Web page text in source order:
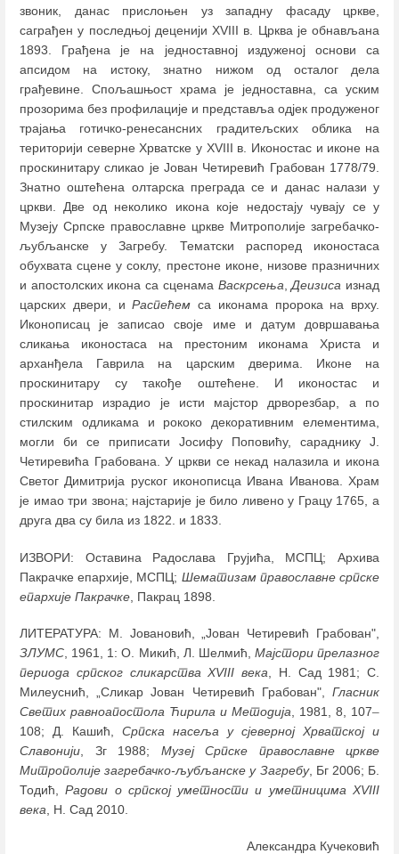
звоник, данас прислоњен уз западну фасаду цркве,
саграђен у последњој деценији XVIII в. Црква је обнављана
1893. Грађена је на једноставној издуженој основи са
апсидом на истоку, знатно нижом од осталог дела
грађевине. Спољашњост храма је једноставна, са уским
прозорима без профилације и представља одјек продуженог
трајања готичко-ренесансних градитељских облика на
територији северне Хрватске у XVIII в. Иконостас и иконе на
проскинитару сликао је Јован Четиревић Грабован 1778/79.
Знатно оштећена олтарска преграда се и данас налази у
цркви. Две од неколико икона које недостају чувају се у
Музеју Српске православне цркве Митрополије загребачко-
љубљанске у Загребу. Тематски распоред иконостаса
обухвата сцене у соклу, престоне иконе, низове празничних
и апостолских икона са сценама Васкрсења,Деизиса изнад
царских двери, иРаспећем са иконама пророка на врху.
Иконописац је записао своје име и датум довршавања
сликања иконостаса на престоним иконама Христа и
арханђела Гаврила на царским дверима. Иконе на
проскинитару су такође оштећене. И иконостас и
проскинитар израдио је исти мајстор дрворезбар, а по
стилским одликама и рококо декоративним елементима,
могли би се приписати Јосифу Поповићу, сараднику Ј.
Четиревића Грабована. У цркви се некад налазила и икона
Светог Димитрија руског иконописца Ивана Иванова. Храм
је имао три звона; најстарије је било ливено у Грацу 1765, а
друга два су била из 1822. и 1833.
ИЗВОРИ: Оставина Радослава Грујића, МСПЦ; Архива
Пакрачке епархије, МСПЦ; Шематизам православне српске
епархије Пакрачке , Пакрац 1898.
ЛИТЕРАТУРА: М. Јовановић, „Јован Четиревић Грабован",
ЗЛУМС , 1961, 1: О. Микић, Л. Шелмић, Мајстори прелазног
периода српског сликарства XVIII века , Н. Сад 1981; С.
Милеуснић, „Сликар Јован Четиревић Грабован", Гласник
Светих равноапостола Ћирила и Методија , 1981, 8, 107–
108; Д. Кашић, Српска насеља у сјеверној Хрватској и
Славонији , Зг 1988; Музеј Српске православне цркве
Митрополије загребачко-љубљанске у Загребу, Бг 2006; Б.
Тодић,Радови о српској уметности и уметницима XVIII
века , Н. Сад 2010.
Александра Кучековић